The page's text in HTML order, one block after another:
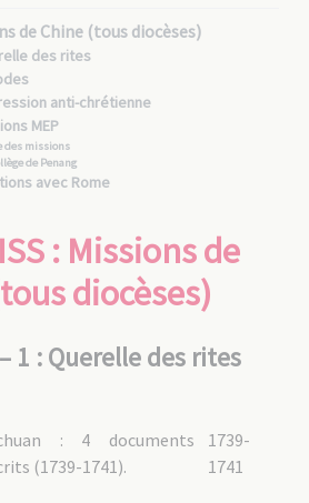
de Chine (tous diocèses)
des rites
anti-chrétienne
MEP
des missions
de Penang
avec Rome
川
avant division
oriental (Chongqing 重庆 / Chungking )
de la mission
chinois
la mission
: Missions de
diocèses)
1 : Querelle des rites
1739-
1741
: 4 documents
(1739-1741).